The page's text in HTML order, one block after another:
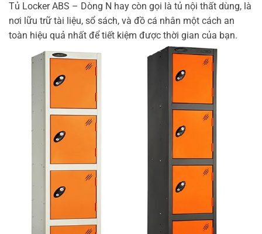
Tủ Locker ABS – Dòng N hay còn gọi là tủ nội thất dùng, là
nơi lữu trữ tài liệu, sổ sách, và đồ cá nhân một cách an
toàn hiệu quả nhất để tiết kiệm được thời gian của bạn.